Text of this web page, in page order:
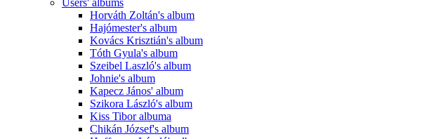
Horváth Zoltán's album
Hajómester's album
Kovács Krisztián's album
Tóth Gyula's album
Szeibel Laszló's album
Johnie's album
Kapecz János' album
Szikora László's album
Kiss Tibor albuma
Chikán József's album